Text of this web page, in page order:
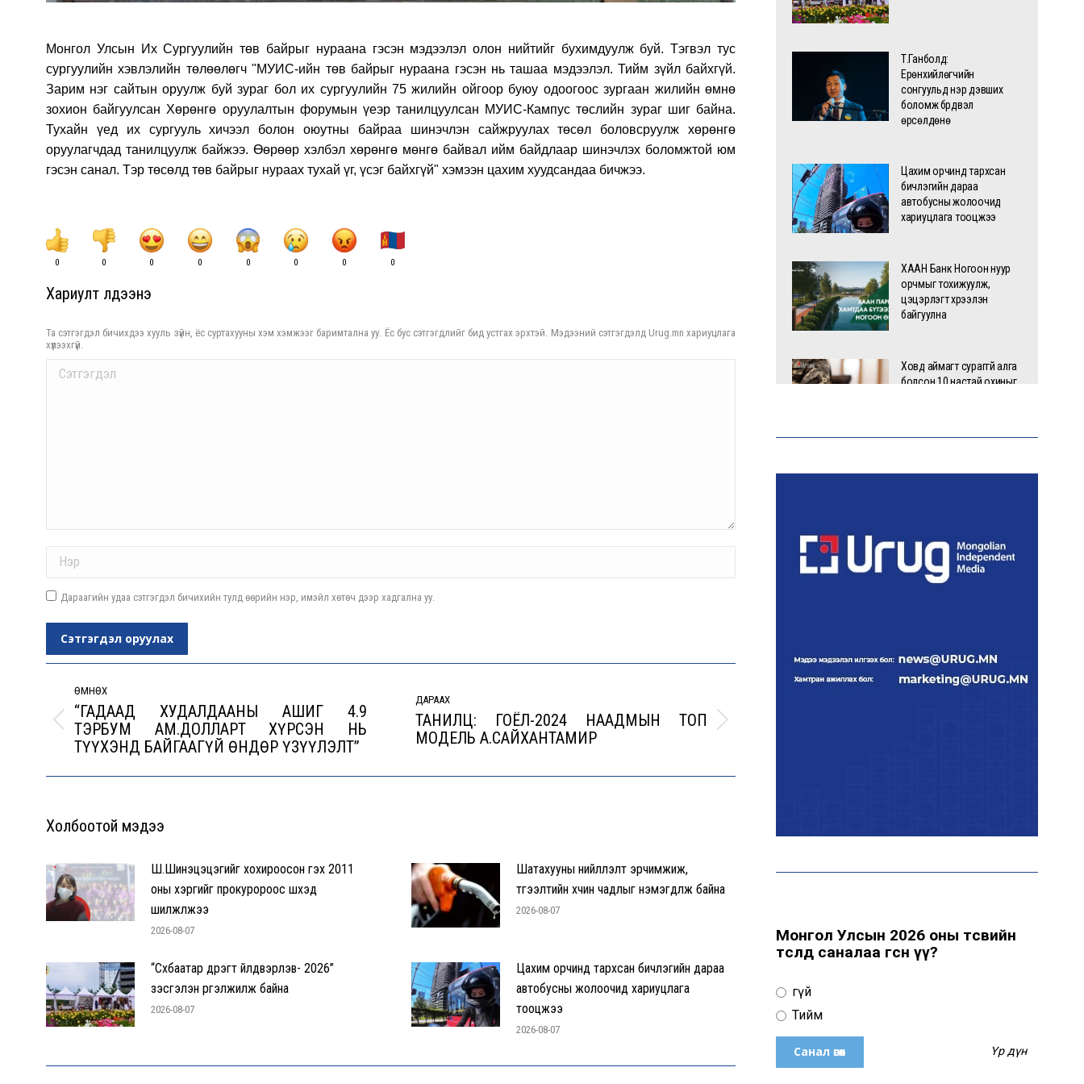
Монгол Улсын Их Сургуулийн төв байрыг нураана гэсэн мэдээлэл олон нийтийг бухимдуулж буй. Тэгвэл тус
сургуулийн хэвлэлийн төлөөлөгч "МУИС-ийн төв байрыг нураана гэсэн нь ташаа мэдээлэл. Тийм зүйл байхгүй.
Зарим нэг сайтын оруулж буй зураг бол их сургуулийн 75 жилийн ойгоор буюу одоогоос зургаан жилийн өмнө
зохион байгуулсан Хөрөнгө оруулалтын форумын үеэр танилцуулсан МУИС-Кампус төслийн зураг шиг байна.
Тухайн үед их сургууль хичээл болон оюутны байраа шинэчлэн сайжруулах төсөл боловсруулж хөрөнгө
оруулагчдад танилцуулж байжээ. Өөрөөр хэлбэл хөрөнгө мөнгө байвал ийм байдлаар шинэчлэх боломжтой юм
гэсэн санал. Тэр төсөлд төв байрыг нураах тухай үг, үсэг байхгүй" хэмээн цахим хуудсандаа бичжээ.
0 0 0 0 0 0 0 0
Хариулт үлдээнэ үү
Та сэтгэгдэл бичихдээ хууль зүйн, ёс суртахууны хэм хэмжээг баримтална уу. Ёс бус сэтгэгдлийг бид устгах эрхтэй. Мэдээний сэтгэгдэлд Urug.mn хариуцлага
хүлээхгүй.
Comment
Дараагийн удаа сэтгэгдэл бичихийн тулд өөрийн нэр, имэйл хөтөч дээр хадгална уу.
Сэтгэгдэл оруулах
navigation
ӨМНӨХ
Previous
post:
“ГАДААД ХУДАЛДААНЫ АШИГ 4.9
ТЭРБУМ АМ.ДОЛЛАРТ ХҮРСЭН НЬ
ТҮҮХЭНД БАЙГААГҮЙ ӨНДӨР ҮЗҮҮЛЭЛТ”
ДАРААХ
Next
post:
ТАНИЛЦ: ГОЁЛ-2024 НААДМЫН ТОП
МОДЕЛЬ А.САЙХАНТАМИР
Холбоотой мэдээ
Ш.Шинэцэцэгийг хохироосон гэх 2011
оны хэргийг прокуророос шүүхэд
шилжүүлжээ
2026-08-07
Шатахууны нийлүүлэлт эрчимжиж,
түгээлтийн хүчин чадлыг нэмэгдүүлж байна
2026-08-07
“Сүхбаатар дүүрэгт үйлдвэрлэв- 2026”
үзэсгэлэн үргэлжилж байна
2026-08-07
Цахим орчинд тархсан бичлэгийн дараа
автобусны жолоочид хариуцлага
тооцжээ
2026-08-07
Т.Ганболд:
Ерөнхийлөгчийн
сонгуульд нэр дэвших
боломж бүрдвэл
өрсөлдөнө
Цахим орчинд тархсан
бичлэгийн дараа
автобусны жолоочид
хариуцлага тооцжээ
ХААН Банк Ногоон нуур
орчмыг тохижуулж,
цэцэрлэгт хүрээлэн
байгуулна
Ховд аймагт сураггүй алга
болсон 10 настай охиныг
Ихэнх нутгаар халж, зарим
бүсэд аадар бороо орно
НАТО-гийн логистикийн
чухал төв Лейпцигийн
нисэх буудалд бөмбөгтэй
Маргааш цахилгаан
С.Амарсайхан: 60 гаруй
Монгол Улсын 2026 оны төсвийн
төсөлд саналаа өгсөн үү?
Үгүй
Тийм
Үр дүн